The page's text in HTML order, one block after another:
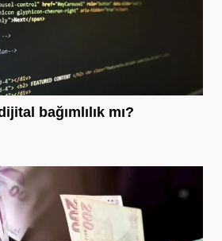
bağımlılık mı?